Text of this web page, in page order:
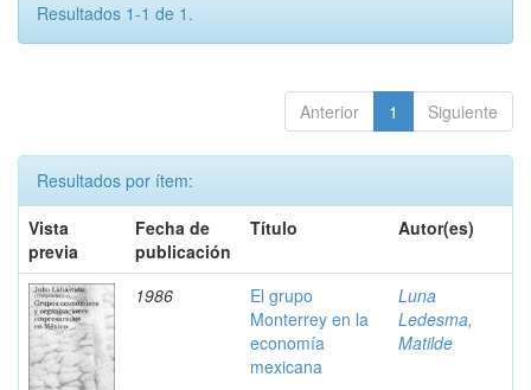
Resultados 1-1 de 1.
Anterior 1 Siguiente
Resultados por ítem:
Vista
previa
Fecha de
publicación
Título Autor(es)
1986
El grupo
Monterrey en la
economía
mexicana
Luna
Ledesma,
Matilde